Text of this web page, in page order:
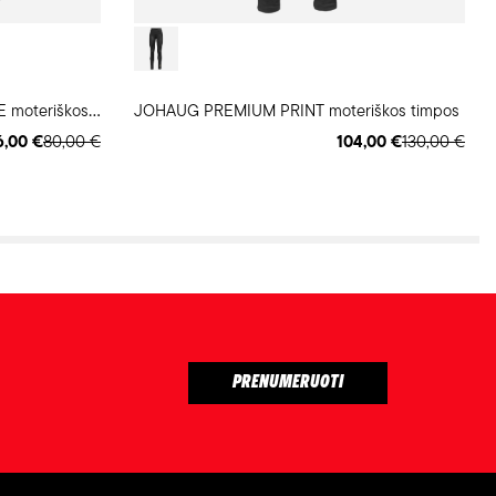
C
RAFT CORE BIKE ENDURANCE moteriškos dviratininko timpos
80,00 €
€
JOHAUG PREMIUM PRINT moteriškos timpos
130,00 €
104,00 €